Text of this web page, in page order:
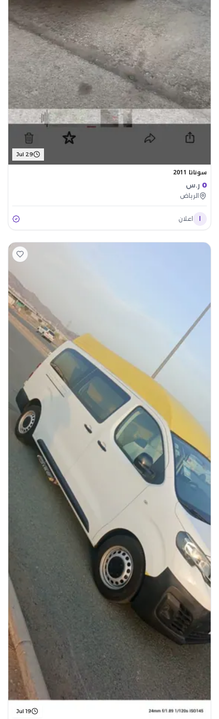
Jul 29
سوناتا 2011
0 ر.س
الرياض
اعلان
Jul 19